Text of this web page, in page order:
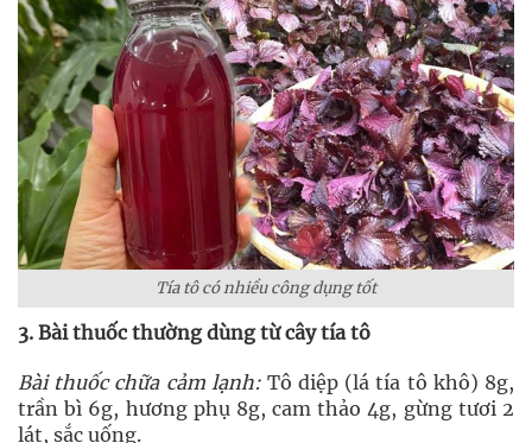
Tía tô có nhiều công dụng tốt
3. Bài thuốc thường dùng từ cây tía tô
Bài thuốc chữa cảm lạnh:Tô diệp (lá tía tô khô) 8g,
trần bì 6g, hương phụ 8g, cam thảo 4g, gừng tươi 2
lát, sắc uống.